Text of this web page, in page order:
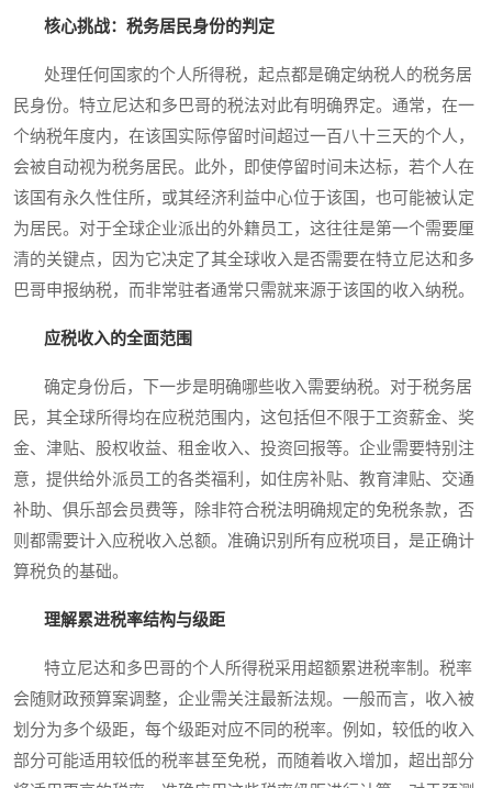
核心挑战：税务居民身份的判定
处理任何国家的个人所得税，起点都是确定纳税人的税务居
民身份。特立尼达和多巴哥的税法对此有明确界定。通常，在一
个纳税年度内，在该国实际停留时间超过一百八十三天的个人，
会被自动视为税务居民。此外，即使停留时间未达标，若个人在
该国有永久性住所，或其经济利益中心位于该国，也可能被认定
为居民。对于全球企业派出的外籍员工，这往往是第一个需要厘
清的关键点，因为它决定了其全球收入是否需要在特立尼达和多
巴哥申报纳税，而非常驻者通常只需就来源于该国的收入纳税。
应税收入的全面范围
确定身份后，下一步是明确哪些收入需要纳税。对于税务居
民，其全球所得均在应税范围内，这包括但不限于工资薪金、奖
金、津贴、股权收益、租金收入、投资回报等。企业需要特别注
意，提供给外派员工的各类福利，如住房补贴、教育津贴、交通
补助、俱乐部会员费等，除非符合税法明确规定的免税条款，否
则都需要计入应税收入总额。准确识别所有应税项目，是正确计
算税负的基础。
理解累进税率结构与级距
特立尼达和多巴哥的个人所得税采用超额累进税率制。税率
会随财政预算案调整，企业需关注最新法规。一般而言，收入被
划分为多个级距，每个级距对应不同的税率。例如，较低的收入
部分可能适用较低的税率甚至免税，而随着收入增加，超出部分